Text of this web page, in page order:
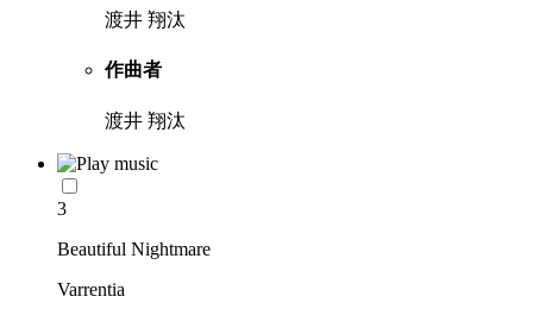
渡井 翔汰
作曲者
渡井 翔汰
3
Beautiful Nightmare
Varrentia